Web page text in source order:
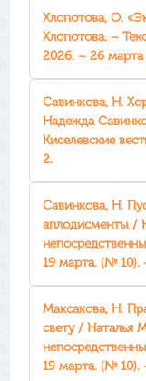
Хлопотова, О.
Хлопотова. –
2026. – 26
Савинкова, Н.
Надежда
Киселевские
2.
Савинкова, Н.
аплодисменты /
19 марта. (№ 10).
Максакова, Н.
свету / Наталья
19 марта. (№ 10).